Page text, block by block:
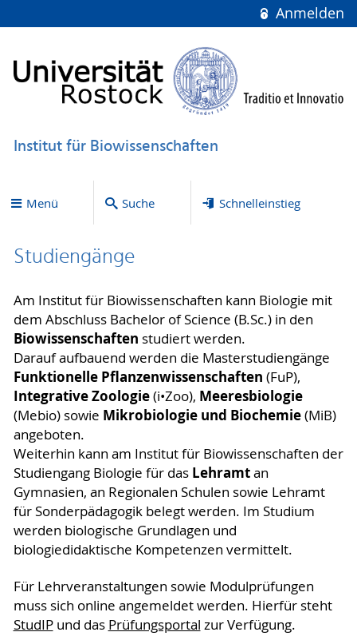
Anmelden
Institut für Biowissenschaften
Menü Suche Schnelleinstieg
Studiengänge
Am Institut für Biowissenschaften kann Biologie mit
dem Abschluss Bachelor of Science (B.Sc.) in den
Biowissenschaften studiert werden.
Darauf aufbauend werden die Masterstudiengänge
Funktionelle Pflanzenwissenschaften (FuP),
Integrative Zoologie(i•Zoo), Meeresbiologie
(Mebio) sowie Mikrobiologie und Biochemie(MiB)
angeboten.
Weiterhin kann am Institut für Biowissenschaften der
Studiengang Biologie für das Lehramtan
Gymnasien, an Regionalen Schulen sowie Lehramt
für Sonderpädagogik belegt werden. Im Studium
werden biologische Grundlagen und
biologiedidaktische Kompetenzen vermittelt.
Für Lehrveranstaltungen sowie Modulprüfungen
muss sich online angemeldet werden. Hierfür steht
StudIPund das Prüfungsportal zur Verfügung.